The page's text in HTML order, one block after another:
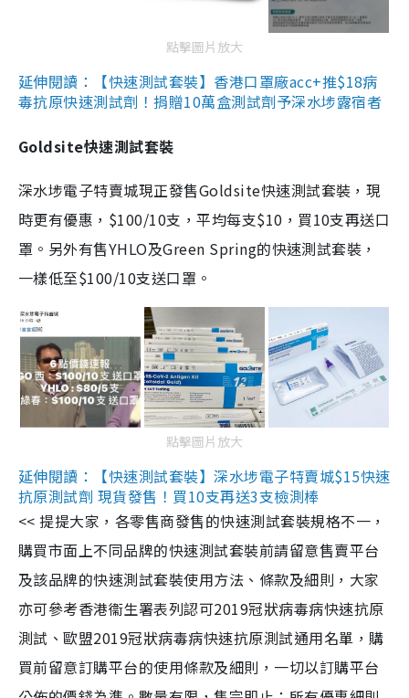
點擊圖片放大
延伸閱讀：【快速測試套裝】香港口罩廠acc+推$18病
毒抗原快速測試劑！捐贈10萬盒測試劑予深水埗露宿者
Goldsite快速測試套裝
深水埗電子特賣城現正發售Goldsite快速測試套裝，現
時更有優惠，$100/10支，平均每支$10，買10支再送口
罩。另外有售YHLO及Green Spring的快速測試套裝，
一樣低至$100/10支送口罩。
點擊圖片放大
延伸閱讀：【快速測試套裝】深水埗電子特賣城$15快速
抗原測試劑 現貨發售！買10支再送3支檢測棒
<< 提提大家，各零售商發售的快速測試套裝規格不一，
購買市面上不同品牌的快速測試套裝前請留意售賣平台
及該品牌的快速測試套裝使用方法、條款及細則，大家
亦可參考香港衞生署表列認可2019冠狀病毒病快速抗原
測試、歐盟2019冠狀病毒病快速抗原測試通用名單，購
買前留意訂購平台的使用條款及細則，一切以訂購平台